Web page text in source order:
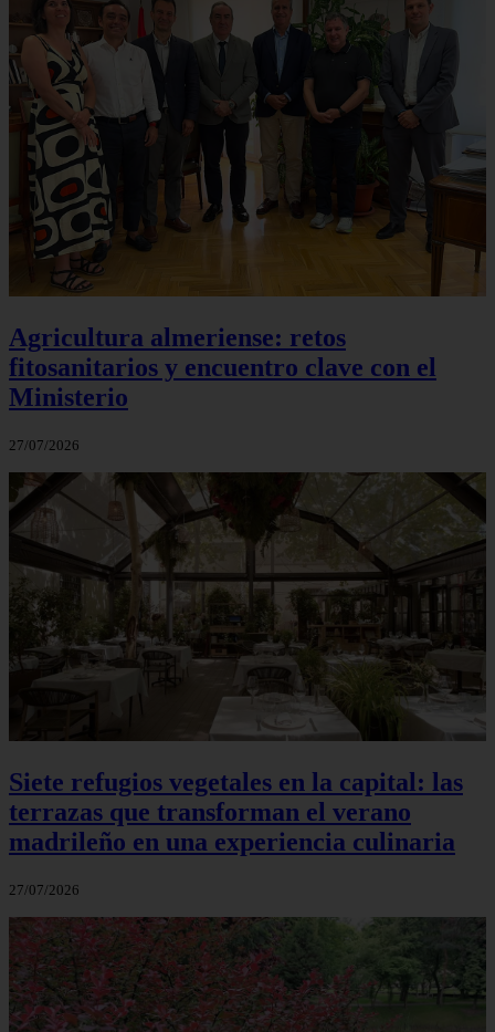
Agricultura almeriense: retos
fitosanitarios y encuentro clave con el
Ministerio
27/07/2026
Siete refugios vegetales en la capital: las
terrazas que transforman el verano
madrileño en una experiencia culinaria
27/07/2026